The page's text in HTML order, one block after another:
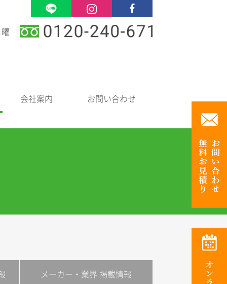
会社案内 お問い合わせ
メーカー・業界 掲載情報